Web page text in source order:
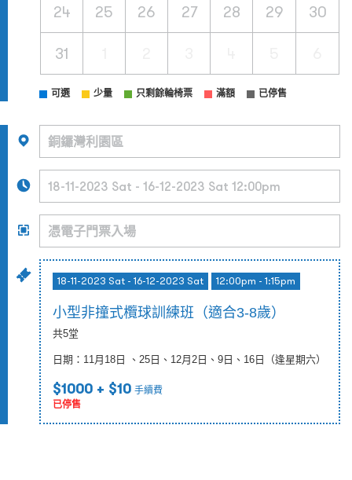
24 25 26 27 28 29 30
31
可選 少量 只剩餘輪椅票 滿額 已停售
18-11-2023 Sat - 16-12-2023 Sat 12:00pm - 1:15pm
小型非撞式欖球訓練班（適合3-8歲）
共5堂
日期：11月18日 、25日、12月2日、9日、16日（逢星期六）
$1000 + $10 手續費
已停售